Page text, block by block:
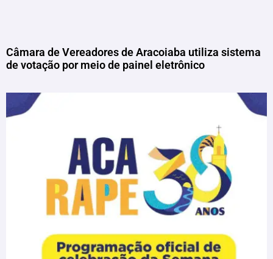
Câmara de Vereadores de Aracoiaba utiliza sistema
de votação por meio de painel eletrônico